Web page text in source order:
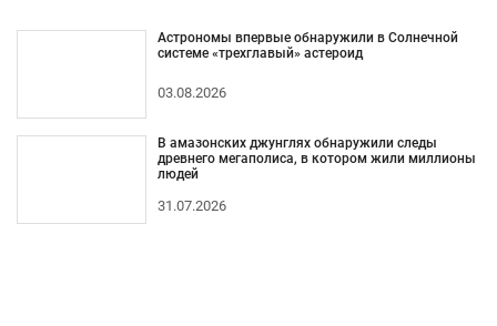
Астрономы впервые обнаружили в Солнечной
системе «трехглавый» астероид
03.08.2026
В амазонских джунглях обнаружили следы
древнего мегаполиса, в котором жили миллионы
людей
31.07.2026